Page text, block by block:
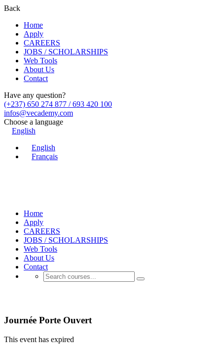
Back
Home
Apply
CAREERS
JOBS / SCHOLARSHIPS
Web Tools
About Us
Contact
Have any question?
(+237) 650 274 877 / 693 420 100
infos@vecademy.com
Choose a language
English
English
Français
Home
Apply
CAREERS
JOBS / SCHOLARSHIPS
Web Tools
About Us
Contact
Journée Porte Ouvert
This event has expired